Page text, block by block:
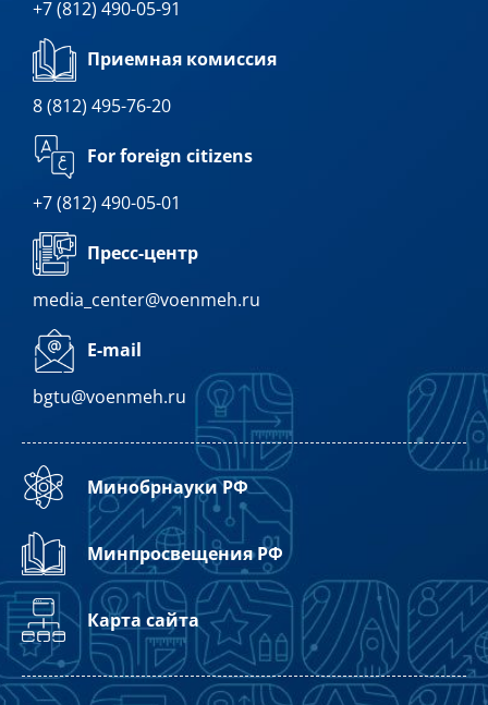
+7 (812) 490-05-91
Приемная комиссия
8 (812) 495-76-20
For foreign citizens
+7 (812) 490-05-01
Пресс-центр
media_center@voenmeh.ru
E-mail
bgtu@voenmeh.ru
Минобрнауки РФ
Минпросвещения РФ
Карта сайта